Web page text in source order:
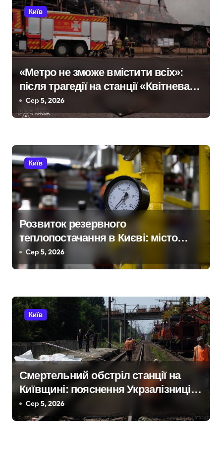
ц
і
я
а
п
и
с
і
в
Київ
«Метро не зможе вмістити всіх»:
після трагедії на станції «Квітнева»
у Києві пропонують збільшити
кількість бетонних укриттів
Сер 5, 2026
Київ
Розвиток резервного
теплопостачання в Києві: місто
разом з Агентством відновлення
укладають контракти на понад 1,5
Сер 5, 2026
Київ
Смертельний обстріл станції на
Київщині: пояснення Укрзалізниці
щодо заборони руху поїздів під час
атак
Сер 5, 2026